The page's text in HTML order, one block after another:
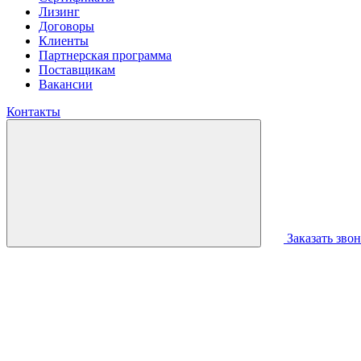
Лизинг
Договоры
Клиенты
Партнерская программа
Поставщикам
Вакансии
Контакты
Заказать